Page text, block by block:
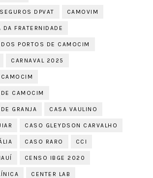
DPVAT CAMOVIM
DA FRATERNIDADE
PORTOS DE CAMOCIM
CARNAVAL 2025
CAMOCIM
GRANJA CASA VAULINO
CASO GLEYDSON CARVALHO
CASO RARO CCI
CENSO IBGE 2020
CENTER LAB